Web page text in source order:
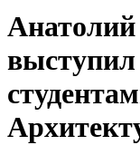
выступил